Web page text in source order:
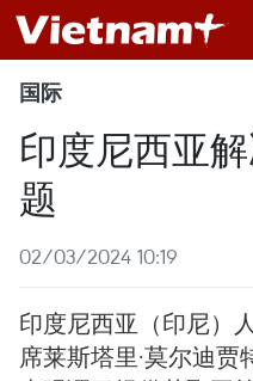
国际
印度尼西亚
题
02/03/2024 10:19
印度尼西亚（印尼）
席莱斯塔里·莫尔迪贾